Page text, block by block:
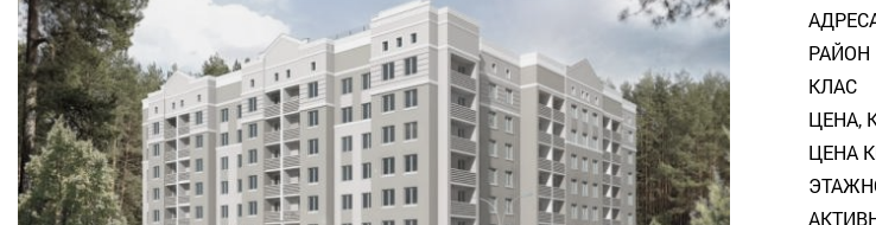
РАЙОН
КЛАС
ЦЕНА,
ЦЕНА